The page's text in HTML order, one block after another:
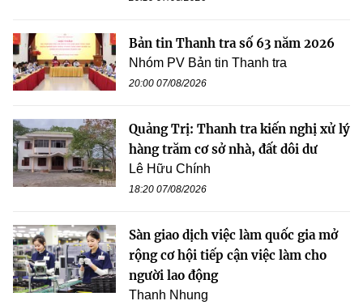
Bản tin Thanh tra số 63 năm 2026
Nhóm PV Bản tin Thanh tra
20:00 07/08/2026
Quảng Trị: Thanh tra kiến nghị xử lý
hàng trăm cơ sở nhà, đất dôi dư
Lê Hữu Chính
18:20 07/08/2026
Sàn giao dịch việc làm quốc gia mở
rộng cơ hội tiếp cận việc làm cho
người lao động
Thanh Nhung